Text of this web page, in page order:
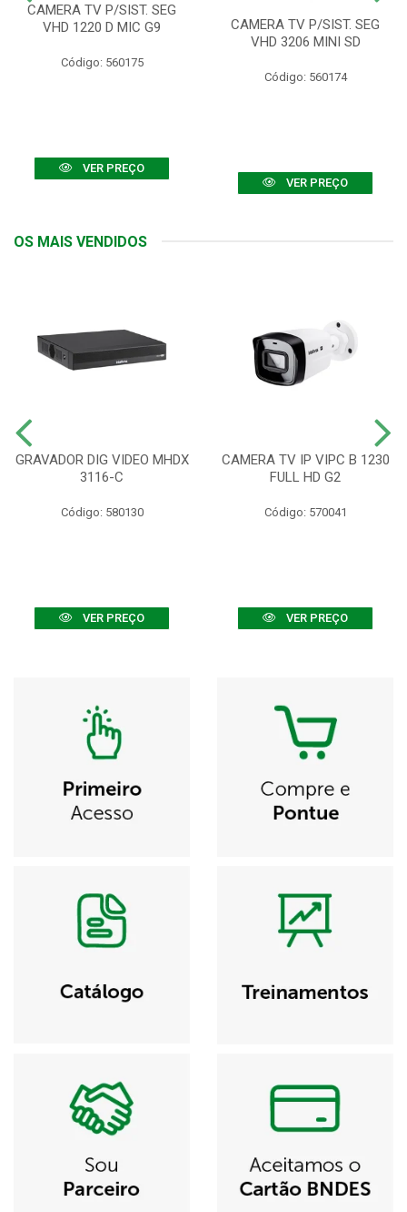
CAMERA TV P/SIST. SEG
VHD 1220 D MIC G9
Código: 560175
VER PREÇO
CAMERA TV P/SIST. SEG
VHD 3206 MINI SD
Código: 560174
VER PREÇO
OS MAIS VENDIDOS
GRAVADOR DIG VIDEO MHDX
3116-C
Código: 580130
VER PREÇO
CAMERA TV IP VIPC B 1230
FULL HD G2
Código: 570041
VER PREÇO